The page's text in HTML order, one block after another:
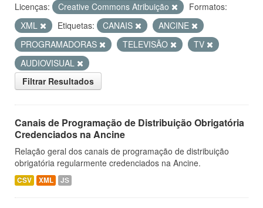
Licenças: Creative Commons Atribuição
Formatos:
XML
Etiquetas: CANAIS
ANCINE
PROGRAMADORAS
TELEVISÃO
TV
AUDIOVISUAL
Filtrar Resultados
Canais de Programação de Distribuição Obrigatória
Credenciados na Ancine
Relação geral dos canais de programação de distribuição
obrigatória regularmente credenciados na Ancine.
CSV XML JS